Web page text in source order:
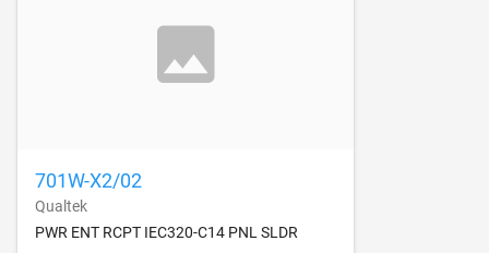
701W-X2/02
Qualtek
PWR ENT RCPT IEC320-C14 PNL SLDR